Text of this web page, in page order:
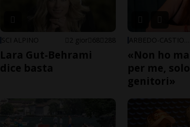
SCI ALPINO 2 gior 68 288
Lara Gut-Behrami
dice basta
«Non ho
per me,
genitori»